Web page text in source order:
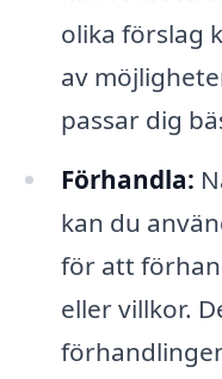
olika förslag
av
passar dig
Förhandla:
kan du
för att
eller villkor.